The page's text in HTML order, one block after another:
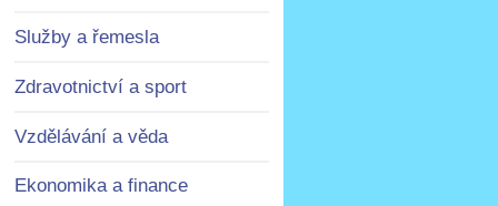
Služby a řemesla
Zdravotnictví a sport
Vzdělávání a věda
Ekonomika a finance